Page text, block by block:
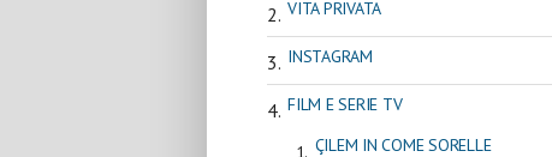
VITA PRIVATA
INSTAGRAM
FILM E SERIE TV
ÇILEM IN COME SORELLE